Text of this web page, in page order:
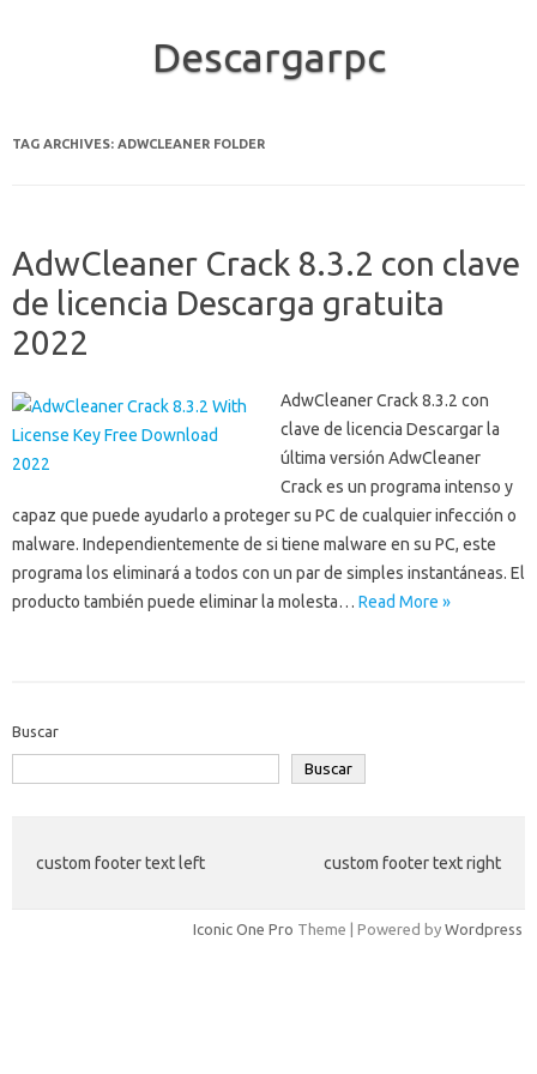
Descargarpc
TAG ARCHIVES: ADWCLEANER FOLDER
AdwCleaner Crack 8.3.2 con clave
de licencia Descarga gratuita
2022
AdwCleaner Crack 8.3.2 con
clave de licencia Descargar la
última versión AdwCleaner
Crack es un programa intenso y
capaz que puede ayudarlo a proteger su PC de cualquier infección o
malware. Independientemente de si tiene malware en su PC, este
programa los eliminará a todos con un par de simples instantáneas. El
producto también puede eliminar la molesta… Read More »
Buscar
Buscar
custom footer text left custom footer text right
Iconic One Pro Theme | Powered by Wordpress